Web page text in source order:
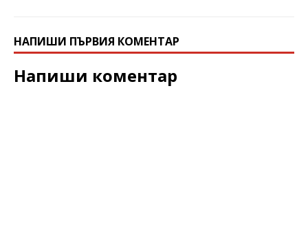
НАПИШИ ПЪРВИЯ КОМЕНТАР
Напиши коментар